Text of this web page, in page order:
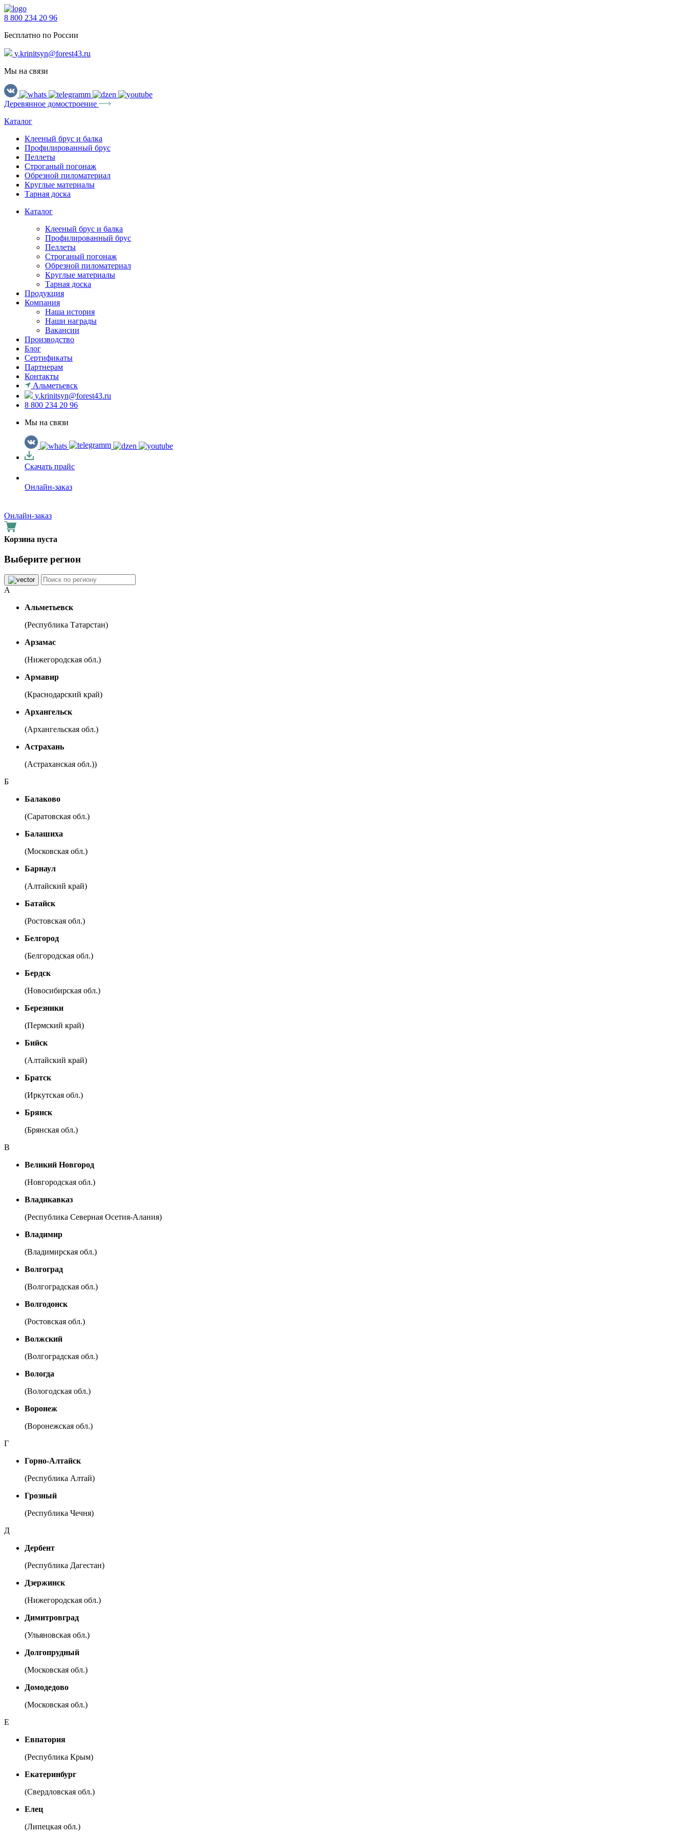
8 800 234 20 96
Бесплатно по России
y.krinitsyn@forest43.ru
Мы на связи
Деревянное домостроение
Каталог
Клееный брус и балка
Профилированный брус
Пеллеты
Строганый погонаж
Обрезной пиломатериал
Круглые материалы
Тарная доска
Каталог
Клееный брус и балка
Профилированный брус
Пеллеты
Строганый погонаж
Обрезной пиломатериал
Круглые материалы
Тарная доска
Продукция
Компания
Наша история
Наши награды
Вакансии
Производство
Блог
Сертификаты
Партнерам
Контакты
Альметьевск
y.krinitsyn@forest43.ru
8 800 234 20 96
Мы на связи
Скачать прайс
Онлайн-заказ
Онлайн-заказ
Корзина пуста
Выберите регион
А
Альметьевск
(Республика Татарстан)
Арзамас
(Нижегородская обл.)
Армавир
(Краснодарский край)
Архангельск
(Архангельская обл.)
Астрахань
(Астраханская обл.))
Б
Балаково
(Саратовская обл.)
Балашиха
(Московская обл.)
Барнаул
(Алтайский край)
Батайск
(Ростовская обл.)
Белгород
(Белгородская обл.)
Бердск
(Новосибирская обл.)
Березники
(Пермский край)
Бийск
(Алтайский край)
Братск
(Иркутская обл.)
Брянск
(Брянская обл.)
В
Великий Новгород
(Новгородская обл.)
Владикавказ
(Республика Северная Осетия-Алания)
Владимир
(Владимирская обл.)
Волгоград
(Волгоградская обл.)
Волгодонск
(Ростовская обл.)
Волжский
(Волгоградская обл.)
Вологда
(Вологодская обл.)
Воронеж
(Воронежская обл.)
Г
Горно-Алтайск
(Республика Алтай)
Грозный
(Республика Чечня)
Д
Дербент
(Республика Дагестан)
Дзержинск
(Нижегородская обл.)
Димитровград
(Ульяновская обл.)
Долгопрудный
(Московская обл.)
Домодедово
(Московская обл.)
Е
Евпатория
(Республика Крым)
Екатеринбург
(Свердловская обл.)
Елец
(Липецкая обл.)